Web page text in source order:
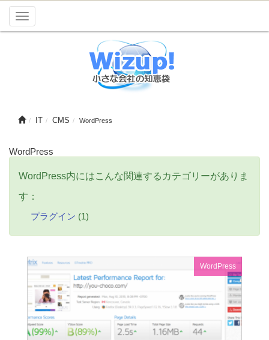
Toggle
IT CMS WordPress
WordPress
WordPress内にはこんな関連するカテゴリーがありま
す：
プラグイン (1)
WordPress